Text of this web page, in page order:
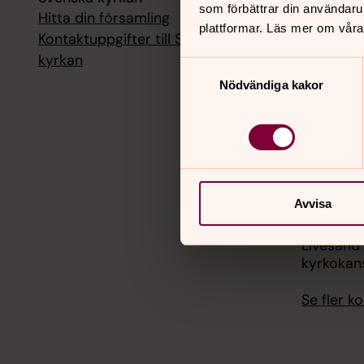
som förbättrar din
plattformar. Läs mer om
Nödvändiga kakor
Avvisa
Hitta din församling
Kontaktuppgifter till Svenska
kyrkan
1
Se fler